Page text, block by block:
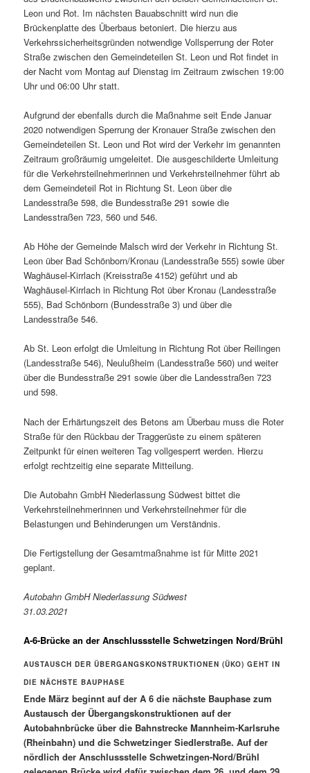
Leon und Rot. Im nächsten Bauabschnitt wird nun die
Brückenplatte des Überbaus betoniert. Die hierzu aus
Verkehrssicherheitsgründen notwendige Vollsperrung der Roter
Straße zwischen den Gemeindeteilen St. Leon und Rot findet in
der Nacht vom Montag auf Dienstag im Zeitraum zwischen 19:00
Uhr und 06:00 Uhr statt.
Aufgrund der ebenfalls durch die Maßnahme seit Ende Januar
2020 notwendigen Sperrung der Kronauer Straße zwischen den
Gemeindeteilen St. Leon und Rot wird der Verkehr im genannten
Zeitraum großräumig umgeleitet. Die ausgeschilderte Umleitung
für die Verkehrsteilnehmerinnen und Verkehrsteilnehmer führt ab
dem Gemeindeteil Rot in Richtung St. Leon über die
Landesstraße 598, die Bundesstraße 291 sowie die
Landesstraßen 723, 560 und 546.
Ab Höhe der Gemeinde Malsch wird der Verkehr in Richtung St.
Leon über Bad Schönborn/Kronau (Landesstraße 555) sowie über
Waghäusel-Kirrlach (Kreisstraße 4152) geführt und ab
Waghäusel-Kirrlach in Richtung Rot über Kronau (Landesstraße
555), Bad Schönborn (Bundesstraße 3) und über die
Landesstraße 546.
Ab St. Leon erfolgt die Umleitung in Richtung Rot über Reilingen
(Landesstraße 546), Neulußheim (Landesstraße 560) und weiter
über die Bundesstraße 291 sowie über die Landesstraßen 723
und 598.
Nach der Erhärtungszeit des Betons am Überbau muss die Roter
Straße für den Rückbau der Traggerüste zu einem späteren
Zeitpunkt für einen weiteren Tag vollgesperrt werden. Hierzu
erfolgt rechtzeitig eine separate Mitteilung.
Die Autobahn GmbH Niederlassung Südwest bittet die
Verkehrsteilnehmerinnen und Verkehrsteilnehmer für die
Belastungen und Behinderungen um Verständnis.
Die Fertigstellung der Gesamtmaßnahme ist für Mitte 2021
geplant.
Autobahn GmbH Niederlassung Südwest
31.03.2021
A-6-Brücke an der Anschlussstelle Schwetzingen Nord/Brühl
AUSTAUSCH DER ÜBERGANGSKONSTRUKTIONEN (ÜKO) GEHT IN
DIE NÄCHSTE BAUPHASE
Ende März beginnt auf der A 6 die nächste Bauphase zum
Austausch der Übergangskonstruktionen auf der
Autobahnbrücke über die Bahnstrecke Mannheim-Karlsruhe
(Rheinbahn) und die Schwetzinger Siedlerstraße. Auf der
nördlich der Anschlussstelle Schwetzingen-Nord/Brühl